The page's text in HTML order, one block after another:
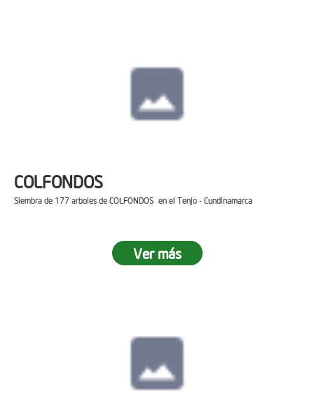
COLFONDOS
Siembra de 177 arboles de COLFONDOS en el Tenjo - Cundinamarca
Ver más